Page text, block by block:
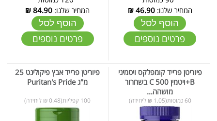
המחיר שלנו:46.90
₪
הוסף לסל
פרטים נוספים
המחיר שלנו: 84.90
₪
הוסף לסל
פרטים נוספים
פיוריטן פרייד קומפלקס ויטמיני
B+ויטמין C 500 בשחרור
מושהה...
60 כמוסות(1.05 ₪ ליחידה)
פיוריטן פרייד אבץ פיקולינט 25
מ"ג Puritan's Pride
100 קפליות(0.48 ₪ ליחידה)